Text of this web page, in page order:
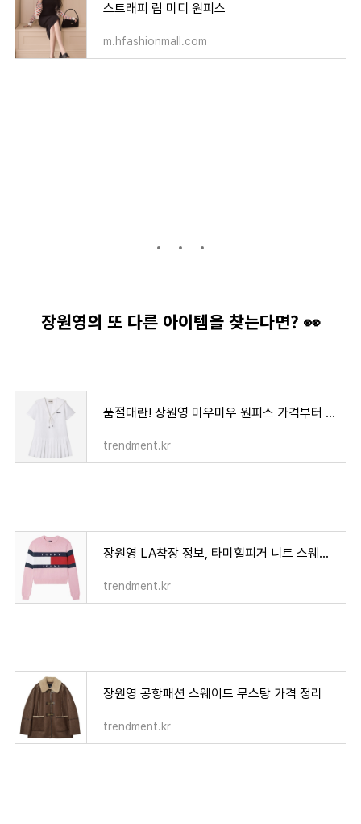
스트래피 립 미디 원피스
m.hfashionmall.com
장원영의 또 다른 아이템을 찾는다면? 👀
품절대란! 장원영 미우미우 원피스 가격부터 코디 정보까지💖
trendment.kr
장원영 LA착장 정보, 타미힐피거 니트 스웨터 가격! 장원영 손민수템
trendment.kr
장원영 공항패션 스웨이드 무스탕 가격 정리
trendment.kr